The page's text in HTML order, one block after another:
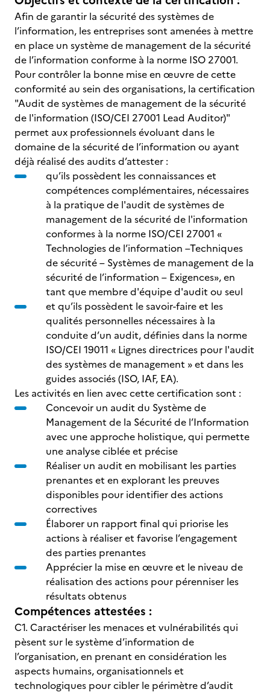
Afin de garantir la sécurité des systèmes de
l’information, les entreprises sont amenées à mettre
en place un système de management de la sécurité
de l’information conforme à la norme ISO 27001.
Pour contrôler la bonne mise en œuvre de cette
conformité au sein des organisations, la certification
"Audit de systèmes de management de la sécurité
de l'information (ISO/CEI 27001 Lead Auditor)"
permet aux professionnels évoluant dans le
domaine de la sécurité de l’information ou ayant
déjà réalisé des audits d’attester :
qu’ils possèdent les connaissances et
compétences complémentaires, nécessaires
à la pratique de l'audit de systèmes de
management de la sécurité de l'information
conformes à la norme ISO/CEI 27001 «
Technologies de l’information –Techniques
de sécurité – Systèmes de management de la
sécurité de l’information – Exigences», en
tant que membre d'équipe d'audit ou seul
et qu’ils possèdent le savoir-faire et les
qualités personnelles nécessaires à la
conduite d’un audit, définies dans la norme
ISO/CEI 19011 « Lignes directrices pour l'audit
des systèmes de management » et dans les
guides associés (ISO, IAF, EA).
Les activités en lien avec cette certification sont :
Concevoir un audit du Système de
Management de la Sécurité de l’Information
avec une approche holistique, qui permette
une analyse ciblée et précise
Réaliser un audit en mobilisant les parties
prenantes et en explorant les preuves
disponibles pour identifier des actions
correctives
Élaborer un rapport final qui priorise les
actions à réaliser et favorise l’engagement
des parties prenantes
Apprécier la mise en œuvre et le niveau de
réalisation des actions pour pérenniser les
résultats obtenus
Compétences attestées :
C1. Caractériser les menaces et vulnérabilités qui
pèsent sur le système d’information de
l’organisation, en prenant en considération les
aspects humains, organisationnels et
technologiques pour cibler le périmètre d’audit